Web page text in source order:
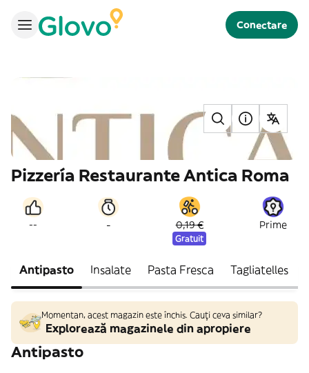
Conectare
Pizzería Restaurante Antica Roma
-- - 0,19 €
Gratuit
Prime
Antipasto Insalate Pasta Fresca Tagliatelles
Momentan, acest magazin este închis. Cauți ceva similar?
Explorează magazinele din apropiere
Antipasto